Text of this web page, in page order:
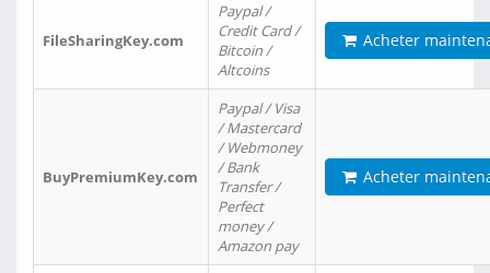
FileSharingKey.com
Paypal /
Credit Card /
Bitcoin /
Altcoins
Acheter
BuyPremiumKey.com
Paypal / Visa
/ Mastercard
/ Webmoney
/ Bank
Transfer /
Perfect
money /
Amazon pay
Acheter